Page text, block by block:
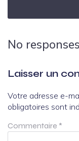
No
Laisser un
Votre adresse e-
obligatoires sont
Commentaire *